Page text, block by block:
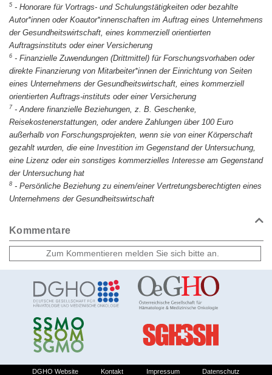
5 - Honorare für Vortrags- und Schulungstätigkeiten oder bezahlte
Autor*innen oder Koautor*innenschaften im Auftrag eines Unternehmens
der Gesundheitswirtschaft, eines kommerziell orientierten
Auftragsinstituts oder einer Versicherung
6 - Finanzielle Zuwendungen (Drittmittel) für Forschungsvorhaben oder
direkte Finanzierung von Mitarbeiter*innen der Einrichtung von Seiten
eines Unternehmens der Gesundheitswirtschaft, eines kommerziell
orientierten Auftrags-instituts oder einer Versicherung
7 - Andere finanzielle Beziehungen, z. B. Geschenke,
Reisekostenerstattungen, oder andere Zahlungen über 100 Euro
außerhalb von Forschungsprojekten, wenn sie von einer Körperschaft
gezahlt wurden, die eine Investition im Gegenstand der Untersuchung,
eine Lizenz oder ein sonstiges kommerzielles Interesse am Gegenstand
der Untersuchung hat
8 - Persönliche Beziehung zu einem/einer Vertretungsberechtigten eines
Unternehmens der Gesundheitswirtschaft
Kommentare
DGHO Website Kontakt Impressum Datenschutz